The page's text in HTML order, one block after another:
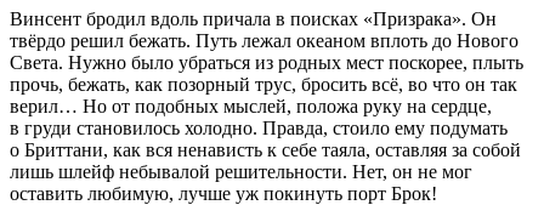
Винсент бродил вдоль причала в поисках «Призрака». Он
твёрдо решил бежать. Путь лежал океаном вплоть до Нового
Света. Нужно было убраться из родных мест поскорее, плыть
прочь, бежать, как позорный трус, бросить всё, во что он так
верил… Но от подобных мыслей, положа руку на сердце,
в груди становилось холодно. Правда, стоило ему подумать
о Бриттани, как вся ненависть к себе таяла, оставляя за собой
лишь шлейф небывалой решительности. Нет, он не мог
оставить любимую, лучше уж покинуть порт Брок!